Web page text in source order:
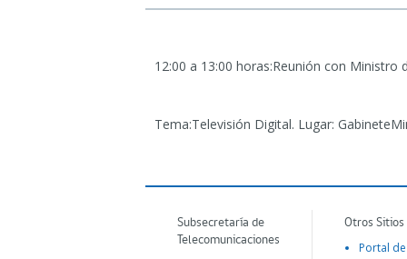
12:00 a 13:00 horas:Reunión con
Tema:Televisión Digital. Lugar:
Subsecretaría de
Telecomunicaciones
Otros
Portal